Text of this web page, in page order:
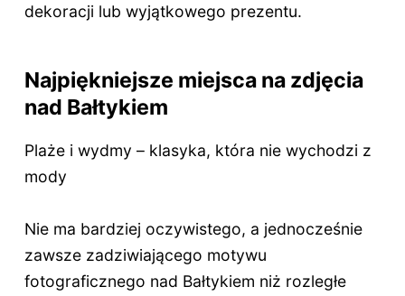
dekoracji lub wyjątkowego prezentu.
Najpiękniejsze miejsca na zdjęcia
nad Bałtykiem
Plaże i wydmy – klasyka, która nie wychodzi z
mody
Nie ma bardziej oczywistego, a jednocześnie
zawsze zadziwiającego motywu
fotograficznego nad Bałtykiem niż rozległe